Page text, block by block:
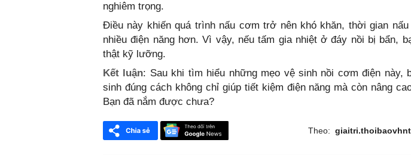
nghiêm trọng.
Điều này khiến quá trình nấu cơm trở nên khó khăn, thời gian
nhiều điện năng hơn. Vì vậy, nếu tấm gia nhiệt ở đáy nồi bị bẩn,
thật kỹ lưỡng.
Kết luận: Sau khi tìm hiểu những mẹo vệ sinh nồi cơm điện này,
sinh đúng cách không chỉ giúp tiết kiệm điện năng mà còn nâng
Bạn đã nắm được chưa?
Theo: